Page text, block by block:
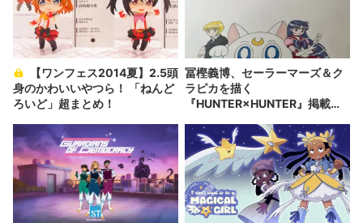
身のかわいいやつら！ 「ねんど
ろいど」超まとめ！
冨樫義博、セーラーマーズ＆ク
ラピカを描く
『HUNTER×HUNTER』掲載時